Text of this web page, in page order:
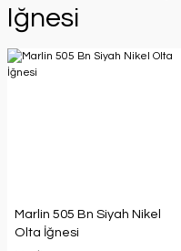
Iğnesi
Marlin 505 Bn Siyah Nikel
Olta İğnesi